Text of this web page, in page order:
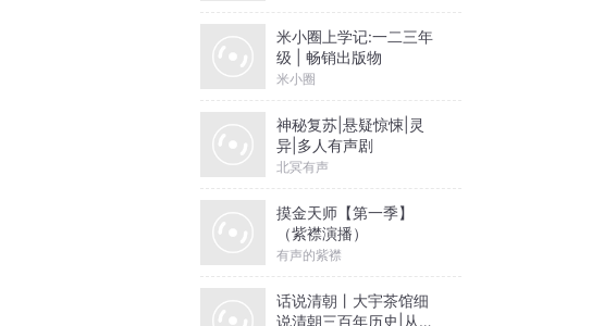
米小圈上学记:一二三年
级 | 畅销出版物
米小圈
神秘复苏|悬疑惊悚|灵
异|多人有声剧
北冥有声
摸金天师【第一季】
（紫襟演播）
有声的紫襟
话说清朝丨大宇茶馆细
说清朝三百年历史|从努